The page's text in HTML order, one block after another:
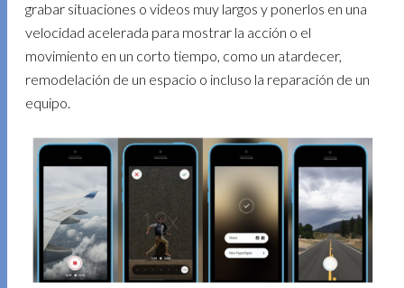
grabar situaciones o videos muy largos y ponerlos en una
velocidad acelerada para mostrar la acción o el
movimiento en un corto tiempo, como un atardecer,
remodelación de un espacio o incluso la reparación de un
equipo.